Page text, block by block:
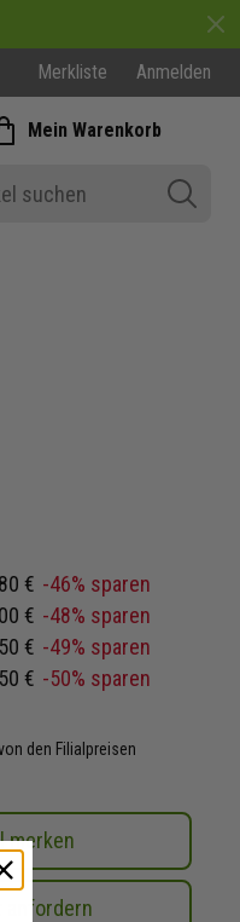
Merkliste Anmelden
Mein Warenkorb
€ -46% sparen
€ -48% sparen
€ -49% sparen
€ -50% sparen
den Filialpreisen
merken
anfordern